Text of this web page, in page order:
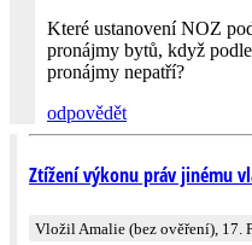
Které ustanovení NOZ
pronájmy bytů, když
pronájmy nepatří?
odpovědět
Ztížení výkonu práv jinému
Vložil Amalie (bez ověření), 17.